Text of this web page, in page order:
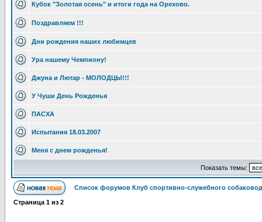
Кубок "Золотая осень" и итоги года на Орехово.
Поздравляем !!!
Дни рождения наших любимцев
Ура нашему Чемпиону!
Джуна и Лютар - МОЛОДЦЫ!!!
У Чуши День Рожденья
ПАСХА
Испытания 18.03.2007
Меня с днем рожденья!
Показать темы:
Список форумов Клуб спортивно-служебного
Страница 1 из 2